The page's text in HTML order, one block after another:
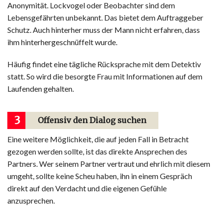
Anonymität. Lockvogel oder Beobachter sind dem
Lebensgefährten unbekannt. Das bietet dem Auftraggeber
Schutz. Auch hinterher muss der Mann nicht erfahren, dass
ihm hinterhergeschnüffelt wurde.
Häufig findet eine tägliche Rücksprache mit dem Detektiv
statt. So wird die besorgte Frau mit Informationen auf dem
Laufenden gehalten.
3 Offensiv den Dialog suchen
Eine weitere Möglichkeit, die auf jeden Fall in Betracht
gezogen werden sollte, ist das direkte Ansprechen des
Partners. Wer seinem Partner vertraut und ehrlich mit diesem
umgeht, sollte keine Scheu haben, ihn in einem Gespräch
direkt auf den Verdacht und die eigenen Gefühle
anzusprechen.